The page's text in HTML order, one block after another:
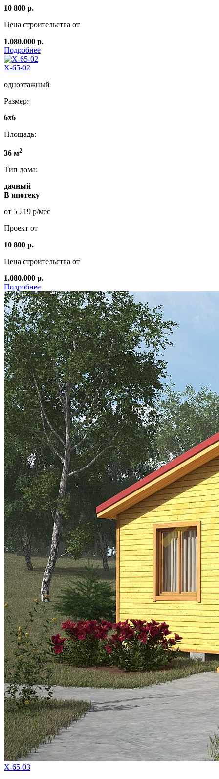
10 800 р.
Цена строительства от
1.080.000 р.
Подробнее
Х-65-02
одноэтажный
Размер:
6x6
Площадь:
36 м2
Тип дома:
дачный
В ипотеку
от 5 219 р/мес
Проект от
10 800 р.
Цена строительства от
1.080.000 р.
Подробнее
Х-65-03